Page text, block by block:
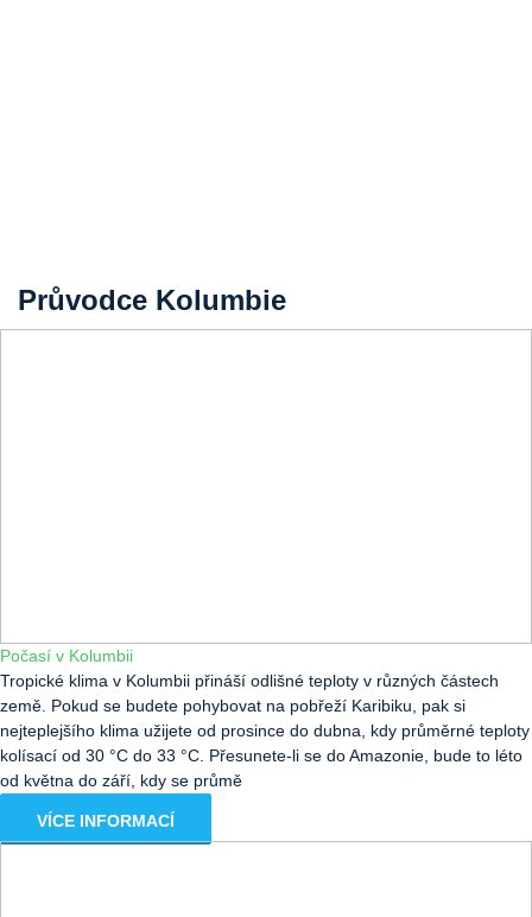
Průvodce Kolumbie
Počasí v Kolumbii
Tropické klima v Kolumbii přináší odlišné teploty v různých částech
země. Pokud se budete pohybovat na pobřeží Karibiku, pak si
nejteplejšího klima užijete od prosince do dubna, kdy průměrné teploty
kolísací od 30 °C do 33 °C. Přesunete-li se do Amazonie, bude to léto
od května do září, kdy se průmě
VÍCE INFORMACÍ